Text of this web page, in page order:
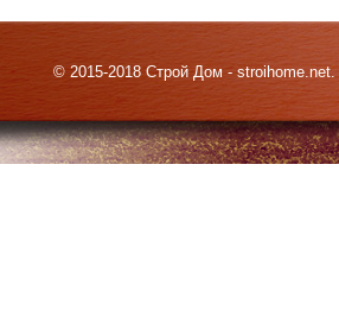
© 2015-2018 Строй Дом - stroihome.net.